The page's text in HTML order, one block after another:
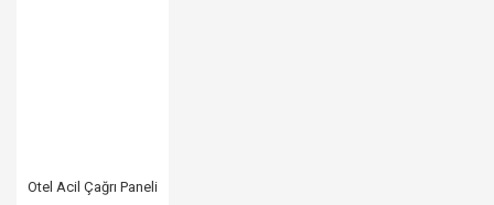
Otel Acil Çağrı Paneli